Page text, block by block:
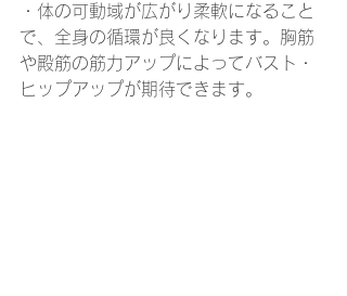
​・体の可動域が広がり柔軟になること
で、全身の循環が良くなります。胸筋
や殿筋の筋力アップによってバスト・
ヒップアップが期待できます。